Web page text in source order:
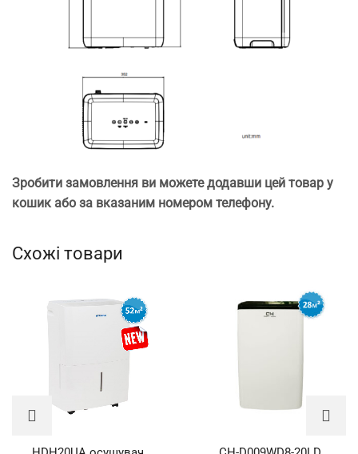
Зробити замовлення ви можете додавши цей товар у
кошик або за вказаним номером телефону.
Схожі товари